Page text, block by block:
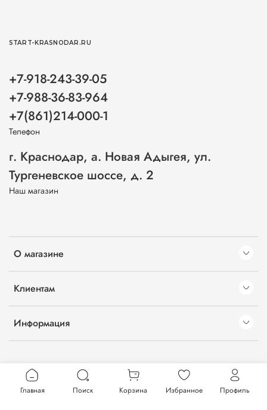
О магазине
Клиентам
Информация
START-KRASNODAR.RU
+7-918-243-39-05
+7-988-36-83-964
+7(861)214-000-1
Телефон
г. Краснодар, а. Новая Адыгея, ул.
Тургеневское шоссе, д. 2
Наш магазин
Главная Поиск Корзина Избранное Профиль